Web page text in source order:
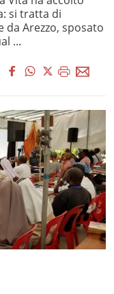
si tratta di
da Arezzo, sposato
...